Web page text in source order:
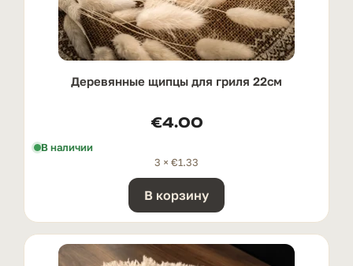
Деревянные щипцы для гриля 22см
€4.00
В наличии
3 × €1.33
В корзину